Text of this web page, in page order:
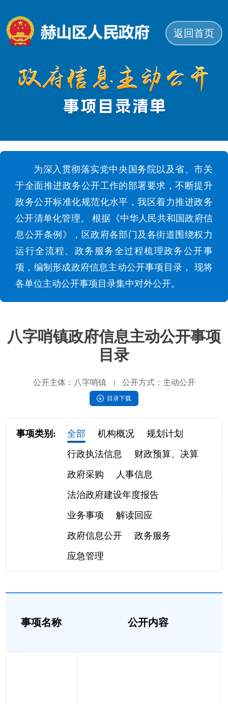
返回首页
为深入贯彻落实党中央国务院以及省、市关
于全面推进政务公开工作的部署要求，不断提升
政务公开标准化规范化水平，我区着力推进政务
公开清单化管理。 根据《中华人民共和国政府信
息公开条例》，区政府各部门及各街道围绕权力
运行全流程、政务服务全过程梳理政务公开事
项，编制形成政府信息主动公开事项目录， 现将
各单位主动公开事项目录集中对外公开。
八字哨镇政府信息主动公开事项
目录
公开主体：八字哨镇 | 公开方式：主动公开
目录下载
事项类别: 全部 机构概况
规划计划
行政执法信息
财政预算、决算
政府采购
人事信息
法治政府建设年度报告
业务事项
解读回应
政府信息公开
政务服务
应急管理
事项名称 公开内容